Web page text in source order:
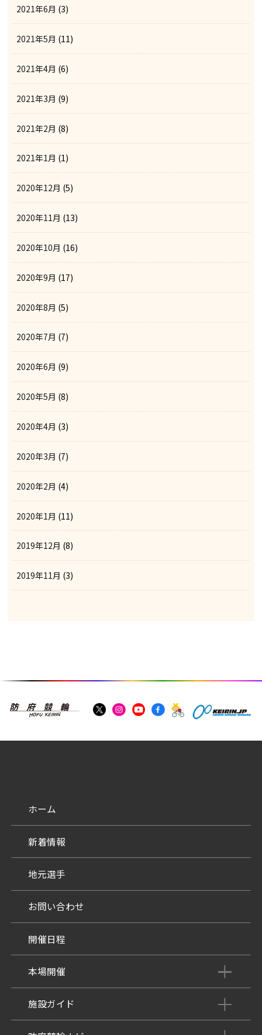
2021年6月 (3)
2021年5月 (11)
2021年4月 (6)
2021年3月 (9)
2021年2月 (8)
2021年1月 (1)
2020年12月 (5)
2020年11月 (13)
2020年10月 (16)
2020年9月 (17)
2020年8月 (5)
2020年7月 (7)
2020年6月 (9)
2020年5月 (8)
2020年4月 (3)
2020年3月 (7)
2020年2月 (4)
2020年1月 (11)
2019年12月 (8)
2019年11月 (3)
ホーム
新着情報
地元選手
お問い合わせ
開催日程
本場開催
開催展望記事
パンフレット
施設ガイド